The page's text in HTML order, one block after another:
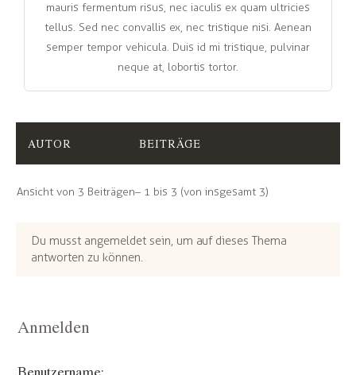
mauris fermentum risus, nec iaculis ex quam ultricies
tellus. Sed nec convallis ex, nec tristique nisi. Aenean
semper tempor vehicula. Duis id mi tristique, pulvinar
neque at, lobortis tortor.
AUTOR BEITRÄGE
Ansicht von 3 Beiträgen – 1 bis 3 (von insgesamt 3)
Du musst angemeldet sein, um auf dieses Thema
antworten zu können.
Anmelden